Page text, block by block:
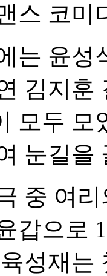
스 코미
는 윤성
김지훈
모두 모
눈길을
중 여
갑으로
성재는